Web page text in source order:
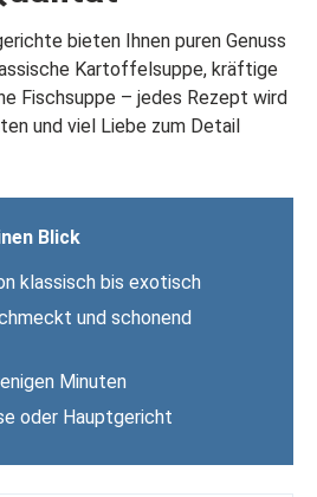
bieten Ihnen puren Genuss
Kartoffelsuppe, kräftige
Fischsuppe – jedes Rezept wird
und viel Liebe zum Detail
Blick
klassisch bis exotisch
und schonend
Minuten
oder Hauptgericht